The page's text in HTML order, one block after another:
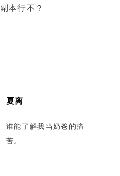
本行不？
夏离
谁能了解我当奶爸的痛
苦。